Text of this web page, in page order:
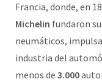
Francia, donde, en
Michelin fundaron
neumáticos,
industria del
menos de 3.000